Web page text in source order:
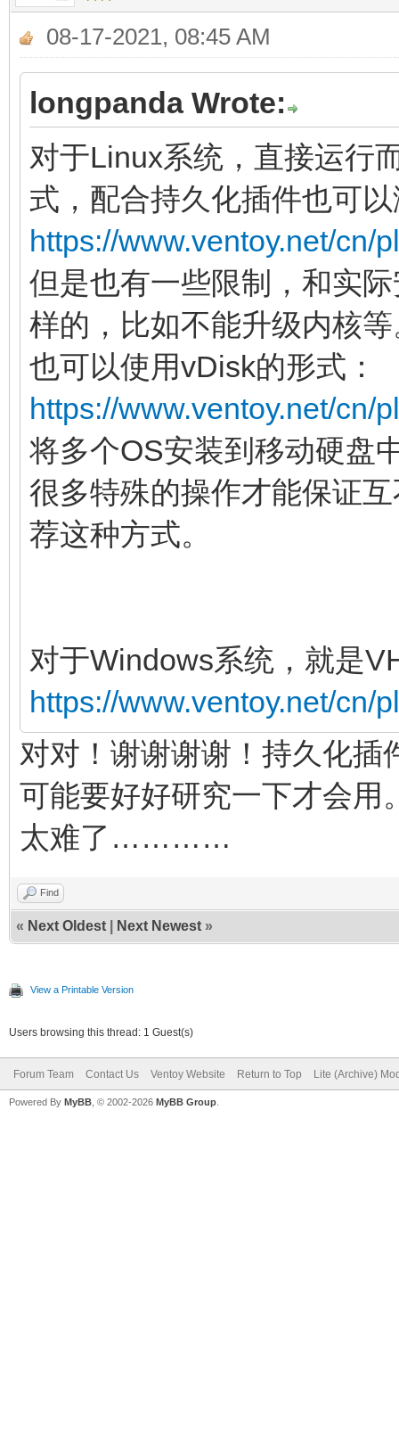
08-17-2021, 08:45 AM
longpanda Wrote:
对于Linux系统，直接运行
式，配合持久化插件也可
https://www.ventoy.net/cn/
但是也有一些限制，和实
样的，比如不能升级内核
也可以使用vDisk的形式：
https://www.ventoy.net/cn/
将多个OS安装到移动硬盘
很多特殊的操作才能保证
荐这种方式。
对于Windows系统，就是
https://www.ventoy.net/cn/
对对！谢谢谢谢！持久化插
可能要好好研究一下才会用
太难了…………
Find
« Next Oldest Next Newest »
View a Printable Version
Users browsing this thread: 1 Guest(s)
Forum Team Contact Us Ventoy Website Return to Top Lite (Archive)
Powered By MyBB , © 2002-2026 MyBB Group